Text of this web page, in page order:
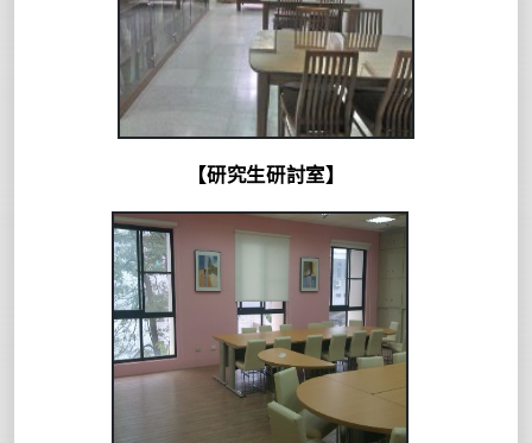
【研究生研討室】